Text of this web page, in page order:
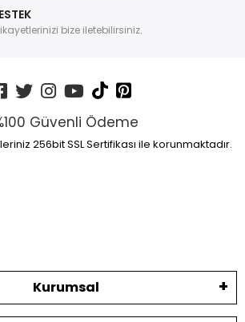
bize iletebilirsiniz.
Güvenli Ödeme
256bit SSL Sertifikası ile korunmaktadır.
Kurumsal